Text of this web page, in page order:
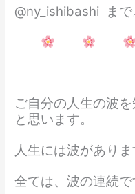
@ny_ishibashi まで
ご自分の人生の波
と思います。
人生には波がありま
全ては、波の連続で